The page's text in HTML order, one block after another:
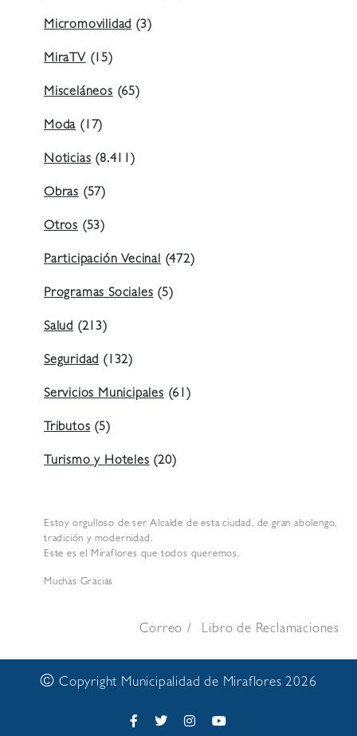
Micromovilidad(3)
MiraTV(15)
Misceláneos(65)
Moda(17)
Noticias(8.411)
Obras (57)
Otros (53)
Participación Vecinal(472)
Programas Sociales(5)
Salud (213)
Seguridad(132)
Servicios Municipales(61)
Tributos(5)
Turismo y Hoteles(20)
Estoy orgulloso de ser Alcalde de esta ciudad, de gran abolengo,
tradición y modernidad.
Este es el Miraflores que todos queremos.
Muchas Gracias
Correo Libro de Reclamaciones
© Copyright Municipalidad de Miraflores 2026